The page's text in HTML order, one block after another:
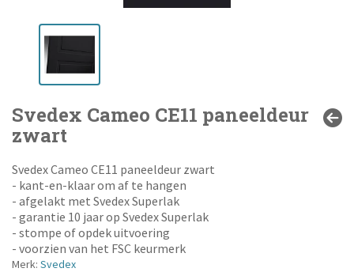
Svedex Cameo CE11 paneeldeur
zwart
Svedex Cameo CE11 paneeldeur zwart
- kant-en-klaar om af te hangen
- afgelakt met Svedex Superlak
- garantie 10 jaar op Svedex Superlak
- stompe of opdek uitvoering
- voorzien van het FSC keurmerk
Merk: Svedex